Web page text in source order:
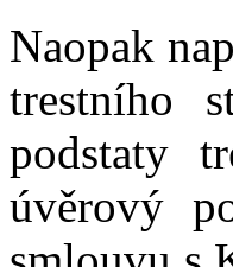
Naopak
trestního
podstaty
úvěrový